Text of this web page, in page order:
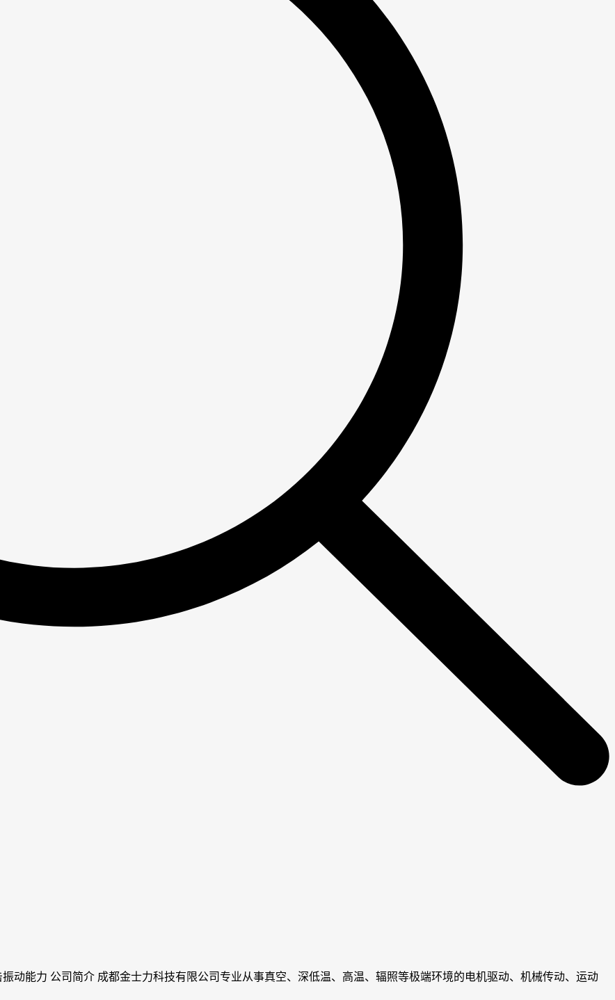
动能力 公司简介 成都金士力科技有限公司专业从事真空、深低温、高温、辐照等极端环境的电机驱动、机械传动、运动